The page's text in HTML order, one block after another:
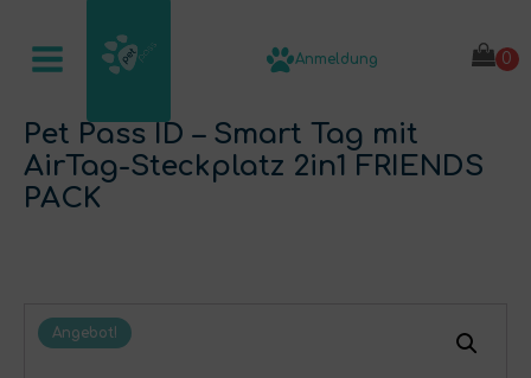
Anmeldung
Pet Pass ID – Smart Tag mit
AirTag-Steckplatz 2in1 FRIENDS
PACK
Angebot!